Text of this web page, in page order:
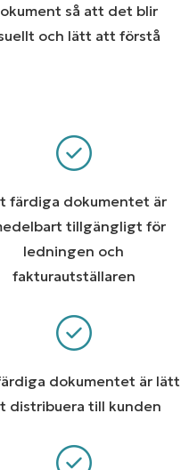
så att det blir
och lätt att förstå
färdiga dokumentet är
tillgängligt för
ledningen och
fakturautställaren
dokumentet är lätt
distribuera till kunden